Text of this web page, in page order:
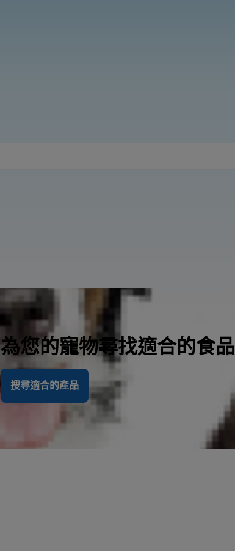
為您的寵物尋找適合的食品
搜尋適合的產品